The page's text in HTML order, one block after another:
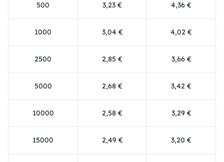
500 3,23 € 4,36 €
1000 3,04 € 4,02 €
2500 2,85 € 3,66 €
5000 2,68 € 3,42 €
10000 2,58 € 3,29 €
15000 2,49 € 3,20 €